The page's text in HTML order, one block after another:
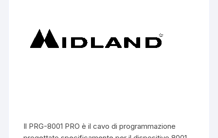
Il PRG-8001 PRO è il cavo di programmazione